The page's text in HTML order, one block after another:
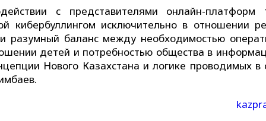
с представителями онлайн-платформ
кибербуллингом исключительно в отношении
разумный баланс между необходимостью
детей и потребностью общества в
Нового Казахстана и логике проводимых в